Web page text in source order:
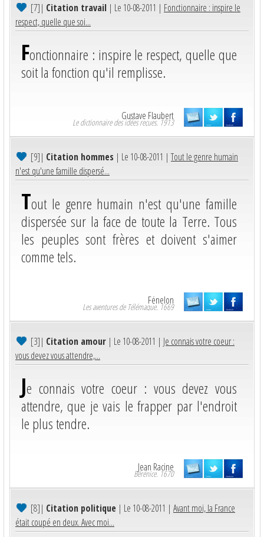
[7]| Citation travail | Le 10-08-2011 | Fonctionnaire : inspire le
respect, quelle que soi...
Fonctionnaire : inspire le respect, quelle que
soit la fonction qu'il remplisse.
Gustave Flaubert
Le dictionnaire des idées reçues. 1913
[9]| Citation hommes | Le 10-08-2011 |Tout le genre humain
n'est qu'une famille dispersé...
Tout le genre humain n'est qu'une famille
dispersée sur la face de toute la Terre. Tous
les peuples sont frères et doivent s'aimer
comme tels.
Fénelon
Les aventures de Télémaque. 1669
[3]| Citation amour | Le 10-08-2011 | Je connais votre coeur :
vous devez vous attendre,...
Je connais votre coeur : vous devez vous
attendre, que je vais le frapper par l'endroit
le plus tendre.
Jean Racine
Bérénice. 1670
[8]| Citation politique | Le 10-08-2011 | Avant moi, la France
était coupé en deux. Avec moi...